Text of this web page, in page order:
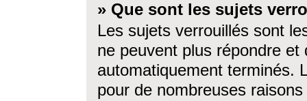
» Que sont les sujets
Les sujets verrouillés sont
ne peuvent plus répondre
automatiquement terminés.
pour de nombreuses